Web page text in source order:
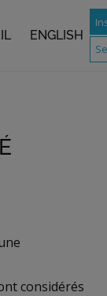
ENGLISH
considérés